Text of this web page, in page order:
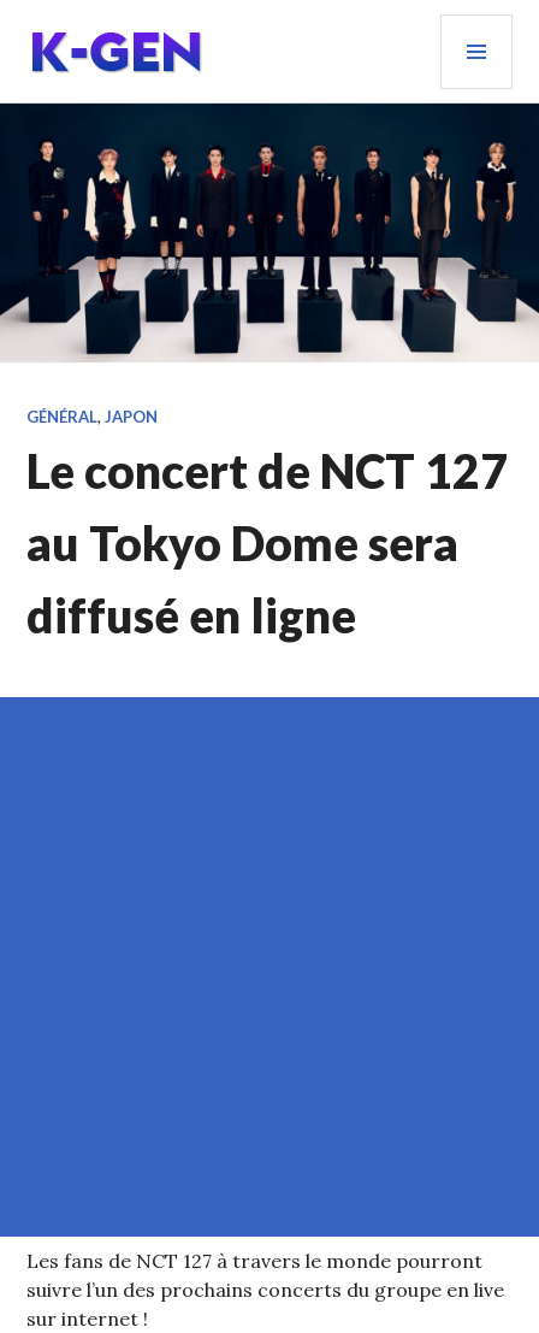
contenu
principal
K-GEN
GÉNÉRAL,JAPON
Le concert de NCT 127
au Tokyo Dome sera
diffusé en ligne
Les fans de NCT 127 à travers le monde pourront
suivre l’un des prochains concerts du groupe en live
sur internet !